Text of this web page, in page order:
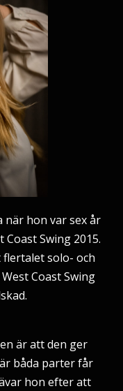
när hon var sex år
Swing 2015.
solo- och
Coast Swing
är att den ger
båda parter får
hon efter att